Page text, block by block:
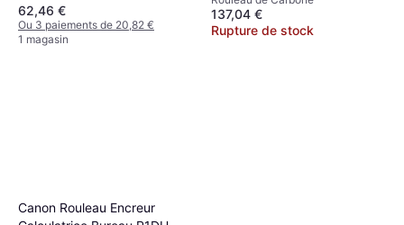
62,46 €
Ou 3 paiements de 20,82 €
1 magasin
137,04 €
Rupture de stock
Canon Rouleau Encreur